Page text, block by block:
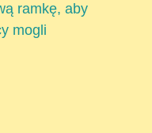
ramkę, aby
mogli